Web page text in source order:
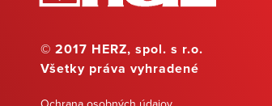
© 2017 HERZ, spol. s r.o.
Všetky práva vyhradené